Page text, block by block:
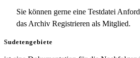
Sie können gerne eine Testdatei
das Archiv Registrieren als Mitglied.
Sudetengebiete